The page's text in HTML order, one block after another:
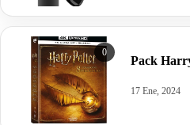
0
Pack
17 Ene, 2024